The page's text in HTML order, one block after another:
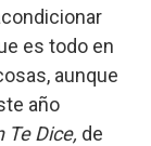
es todo en
aunque
año
Te Dice, de